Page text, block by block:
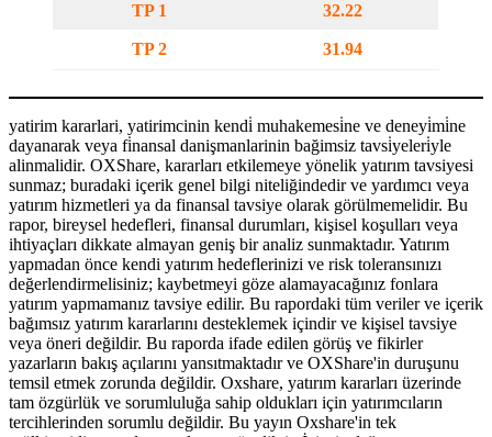
TP 1 32.22
TP 2 31.94
yatirim kararlari, yatirimcinin kendi̇ muhakemesi̇ne ve deneyi̇mi̇ne
dayanarak veya fi̇nansal danişmanlarinin bağimsiz tavsi̇yeleri̇yle
alinmalidir. OXShare, kararları etkilemeye yönelik yatırım tavsiyesi
sunmaz; buradaki içerik genel bilgi niteliğindedir ve yardımcı veya
yatırım hizmetleri ya da finansal tavsiye olarak görülmemelidir. Bu
rapor, bireysel hedefleri, finansal durumları, kişisel koşulları veya
ihtiyaçları dikkate almayan geniş bir analiz sunmaktadır. Yatırım
yapmadan önce kendi yatırım hedeflerinizi ve risk toleransınızı
değerlendirmelisiniz; kaybetmeyi göze alamayacağınız fonlara
yatırım yapmamanız tavsiye edilir. Bu rapordaki tüm veriler ve içerik
bağımsız yatırım kararlarını desteklemek içindir ve kişisel tavsiye
veya öneri değildir. Bu raporda ifade edilen görüş ve fikirler
yazarların bakış açılarını yansıtmaktadır ve OXShare'in duruşunu
temsil etmek zorunda değildir. Oxshare, yatırım kararları üzerinde
tam özgürlük ve sorumluluğa sahip oldukları için yatırımcıların
tercihlerinden sorumlu değildir. Bu yayın Oxshare'in tek